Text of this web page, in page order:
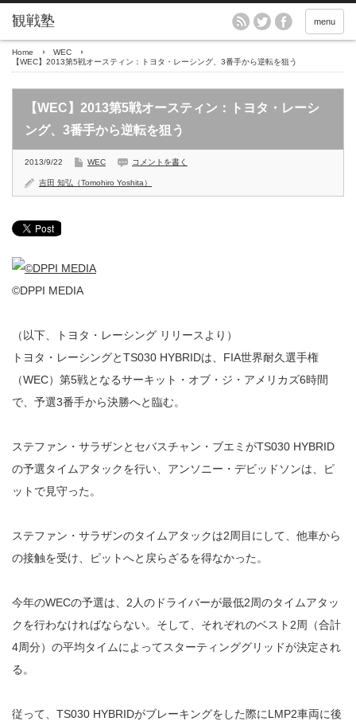
menu
Home
WEC
【WEC】2013第5戦オースティン：トヨタ・レーシング、3番手から逆転を狙う
【WEC】2013第5戦オースティン：トヨタ・レーシ
ング、3番手から逆転を狙う
2013/9/22 WEC コメントを書く
吉田 知弘（Tomohiro Yoshita）
©DPPI MEDIA
（以下、トヨタ・レーシング リリースより）
トヨタ・レーシングとTS030 HYBRIDは、FIA世界耐久選手権
（WEC）第5戦となるサーキット・オブ・ジ・アメリカズ6時間
で、予選3番手から決勝へと臨む。
ステファン・サラザンとセバスチャン・ブエミがTS030 HYBRID
の予選タイムアタックを行い、アンソニー・デビッドソンは、ピ
ットで見守った。
ステファン・サラザンのタイムアタックは2周目にして、他車から
の接触を受け、ピットへと戻らざるを得なかった。
今年のWECの予選は、2人のドライバーが最低2周のタイムアタッ
クを行わなければならない。そして、それぞれのベスト2周（合計
4周分）の平均タイムによってスターティンググリッドが決定され
る。
従って、TS030 HYBRIDがブレーキングをした際にLMP2車両に後